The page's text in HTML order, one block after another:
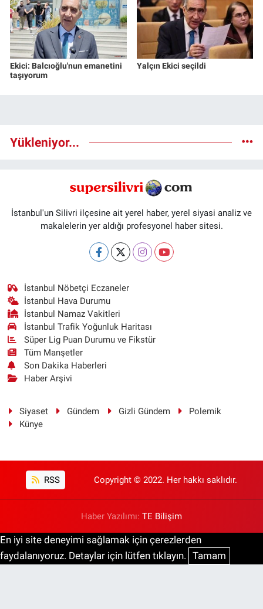
Ekici: Balcıoğlu'nun emanetini
taşıyorum
Yalçın Ekici seçildi
Yükleniyor...
İstanbul'un Silivri ilçesine ait yerel haber, yerel siyasi analiz ve
makalelerin yer aldığı profesyonel haber sitesi.
İstanbul Nöbetçi Eczaneler
İstanbul Hava Durumu
İstanbul Namaz Vakitleri
İstanbul Trafik Yoğunluk Haritası
Süper Lig Puan Durumu ve Fikstür
Tüm Manşetler
Son Dakika Haberleri
Haber Arşivi
Siyaset Gündem Gizli Gündem
Polemik
Künye
RSS Copyright © 2022. Her hakkı saklıdır.
Haber Yazılımı: TE Bilişim
En iyi site deneyimi sağlamak için çerezlerden
faydalanıyoruz. Detaylar için lütfen tıklayın. Tamam